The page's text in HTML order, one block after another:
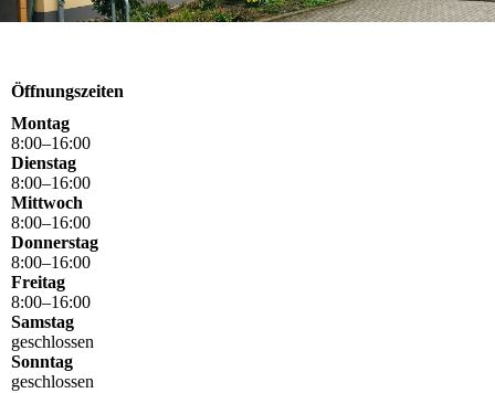
Öffnungszeiten
Montag
8:00–16:00
Dienstag
8:00–16:00
Mittwoch
8:00–16:00
Donnerstag
8:00–16:00
Freitag
8:00–16:00
Samstag
geschlossen
Sonntag
geschlossen